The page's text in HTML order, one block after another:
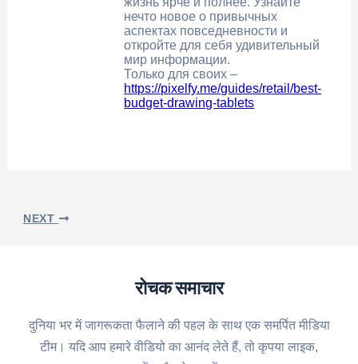
нечто новое о привычных
аспектах повседневности и
откройте для себя удивительный
мир информации.
Только для своих –
https://pixelfy.me/guides/retail/best-
budget-drawing-tablets
NEXT
रोचक समाचार
दुनिया भर में जागरूकता फैलाने की पहल के साथ एक समर्पित मीडिया
टीम। यदि आप हमारे वीडियो का आनंद लेते हैं, तो कृपया लाइक,